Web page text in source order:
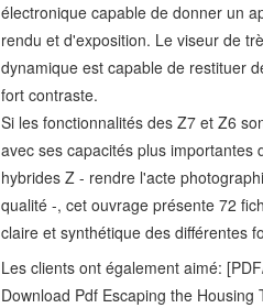
électronique capable de donner un
rendu et d'exposition. Le viseur de
dynamique est capable de restituer
fort contraste.
Si les fonctionnalités des Z7 et Z6
avec ses capacités plus
hybrides Z - rendre l'acte
qualité -, cet ouvrage présente 72
claire et synthétique des différentes
Les clients ont également aimé:
Download Pdf Escaping the